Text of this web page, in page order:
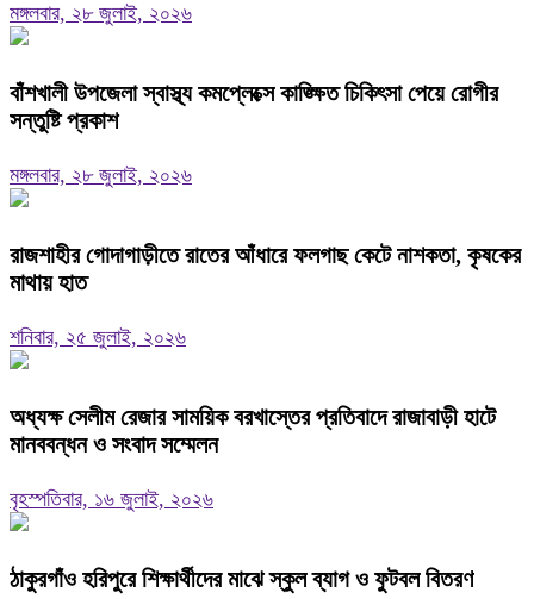
মঙ্গলবার, ২৮ জুলাই, ২০২৬
বাঁশখালী উপজেলা স্বাস্থ্য কমপ্লেক্সে কাঙ্ক্ষিত চিকিৎসা পেয়ে রোগীর
সন্তুষ্টি প্রকাশ
মঙ্গলবার, ২৮ জুলাই, ২০২৬
রাজশাহীর গোদাগাড়ীতে রাতের আঁধারে ফলগাছ কেটে নাশকতা, কৃষকের
মাথায় হাত
শনিবার, ২৫ জুলাই, ২০২৬
অধ্যক্ষ সেলীম রেজার সাময়িক বরখাস্তের প্রতিবাদে রাজাবাড়ী হাটে
মানববন্ধন ও সংবাদ সম্মেলন ‎
বৃহস্পতিবার, ১৬ জুলাই, ২০২৬
ঠাকুরগাঁও হরিপুরে শিক্ষার্থীদের মাঝে স্কুল ব্যাগ ও ফুটবল বিতরণ